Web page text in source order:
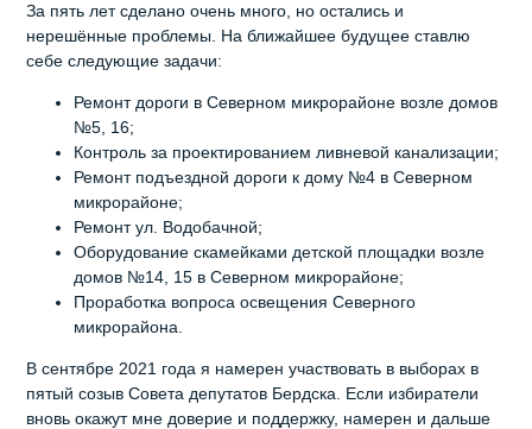
За пять лет сделано очень много, но остались и
нерешённые проблемы. На ближайшее будущее ставлю
себе следующие задачи:
Ремонт дороги в Северном микрорайоне возле домов
№5, 16;
Контроль за проектированием ливневой канализации;
Ремонт подъездной дороги к дому №4 в Северном
микрорайоне;
Ремонт ул. Водобачной;
Оборудование скамейками детской площадки возле
домов №14, 15 в Северном микрорайоне;
Проработка вопроса освещения Северного
микрорайона.
В сентябре 2021 года я намерен участвовать в выборах в
пятый созыв Совета депутатов Бердска. Если избиратели
вновь окажут мне доверие и поддержку, намерен и дальше